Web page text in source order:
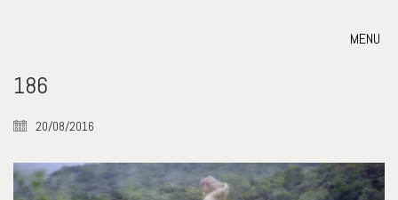
MENU
186
20/08/2016